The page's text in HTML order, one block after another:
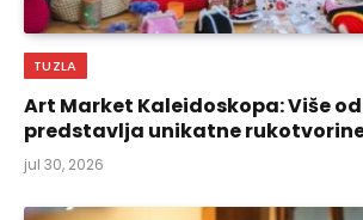
TUZLA
Art Market Kaleidoskopa: Više
predstavlja unikatne
jul 30, 2026